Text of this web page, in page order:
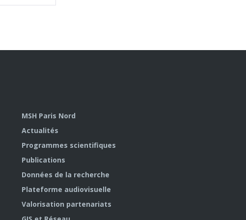
MSH Paris Nord
Actualités
Programmes scientifiques
Publications
Données de la recherche
Plateforme audiovisuelle
Valorisation partenariats